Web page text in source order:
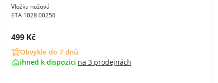
Vložka nožová
ETA 1028 00250
Cena s DPH:
499 Kč
Obvykle do 7 dnů
ihned k dispozici na 3 prodejnách